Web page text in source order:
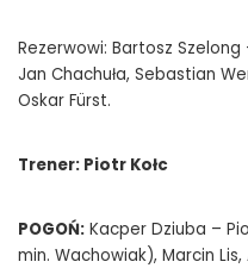
Rezerwowi: Bartosz Szelong
Jan Chachuła, Sebastian
Oskar Fürst.
Trener: Piotr Kołc
POGOŃ: Kacper Dziuba –
min. Wachowiak), Marcin